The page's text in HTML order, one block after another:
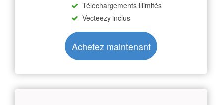
Téléchargements illimités
Vecteezy inclus
Achetez maintenant